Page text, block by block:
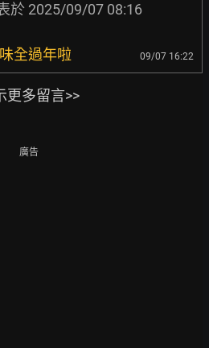
於 2025/09/07 08:16
全過年啦 09/07 16:22
更多留言>>
廣告